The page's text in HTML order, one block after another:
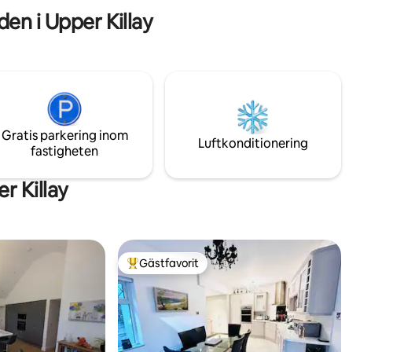
utforska stränderna i Gower och njuta av
surfing, simning, sol och promenader.
i Upper Killay
Gratis parkering inom
fastigheten
Luftkonditionering
Killay
Populär gästfavorit
Gästfavorit